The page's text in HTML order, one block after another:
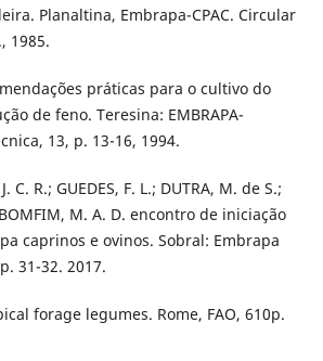
Planaltina, Embrapa-CPAC. Circular
1985.
práticas para o cultivo do
de feno. Teresina: EMBRAPA-
13, p. 13-16, 1994.
C. R.; GUEDES, F. L.; DUTRA, M. de S.;
M. A. D. encontro de iniciação
caprinos e ovinos. Sobral: Embrapa
31-32. 2017.
forage legumes. Rome, FAO, 610p.